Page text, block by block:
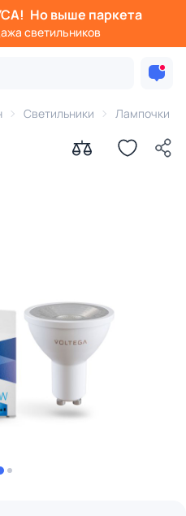
Но выше паркета
светильников
Светильники Лампочки